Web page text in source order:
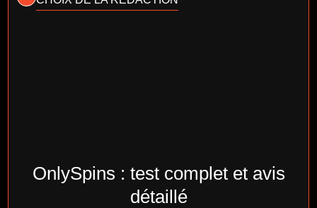
OnlySpins : test complet et avis
détaillé